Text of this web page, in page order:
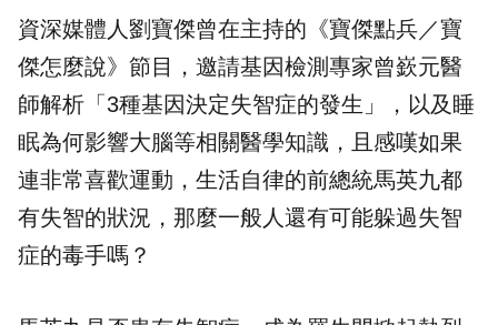
資深媒體人劉寶傑曾在主持的《寶傑點兵／寶
傑怎麼說》節目，邀請基因檢測專家曾嶔元醫
師解析「3種基因決定失智症的發生」，以及睡
眠為何影響大腦等相關醫學知識，且感嘆如果
連非常喜歡運動 ，生活自律的前總統馬英九都
有失智的狀況，那麼一般人還有可能躲過失智
症的毒手嗎？